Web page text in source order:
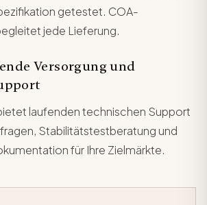
getestet. COA-
jede Lieferung.
Versorgung und
laufenden technischen Support
Stabilitätstestberatung und
für Ihre Zielmärkte.